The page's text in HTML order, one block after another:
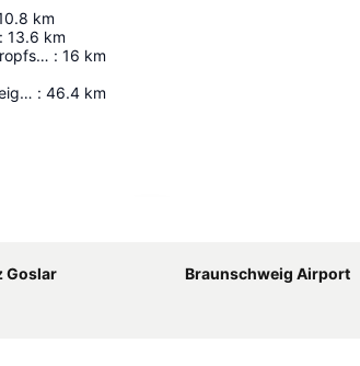
km
: 13.6 km
Höhlenerlebniszentrum Iberger Tropfsteinhöhle : 16 km
Forschungsflughafen Braunschweig-Wolfsburg : 46.4 km
Goslar
Braunschweig Airport